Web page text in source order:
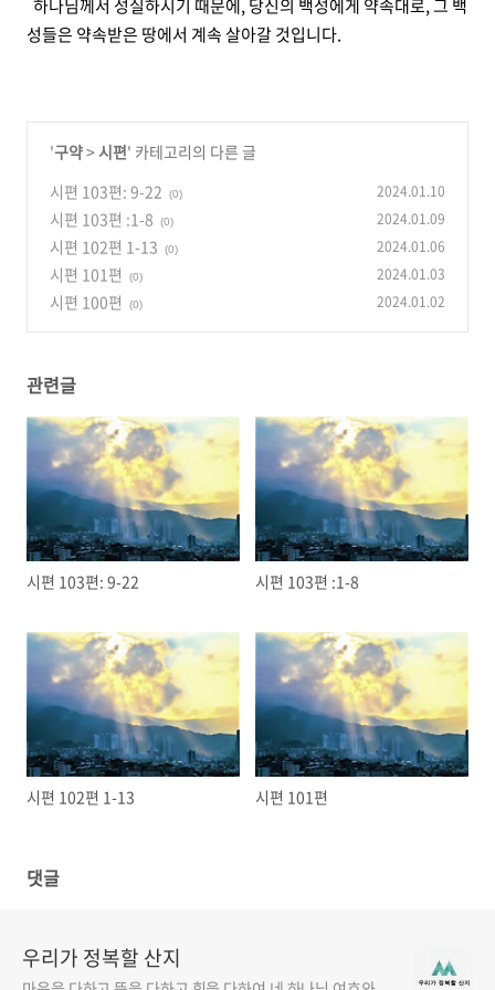
하나님께서 성실하시기 때문에, 당신의 백성에게 약속대로, 그 백
성들은 약속받은 땅에서 계속 살아갈 것입니다.
'구약>시편' 카테고리의 다른 글
시편 103편: 9-22
(0) 2024.01.10
시편 103편 :1-8 (0) 2024.01.09
시편 102편 1-13 (0) 2024.01.06
시편 101편 (0) 2024.01.03
시편 100편 (0) 2024.01.02
관련글
시편 103편: 9-22 시편 103편 :1-8
시편 102편 1-13 시편 101편
댓글
우리가 정복할 산지